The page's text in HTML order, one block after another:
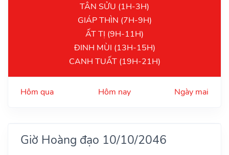
TÂN SỬU (1H-3H)
GIÁP THÌN (7H-9H)
ẤT TỊ (9H-11H)
ĐINH MÙI (13H-15H)
CANH TUẤT (19H-21H)
Hôm qua Hôm nay Ngày mai
Giờ Hoàng đạo 10/10/2046